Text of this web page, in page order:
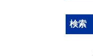
検索